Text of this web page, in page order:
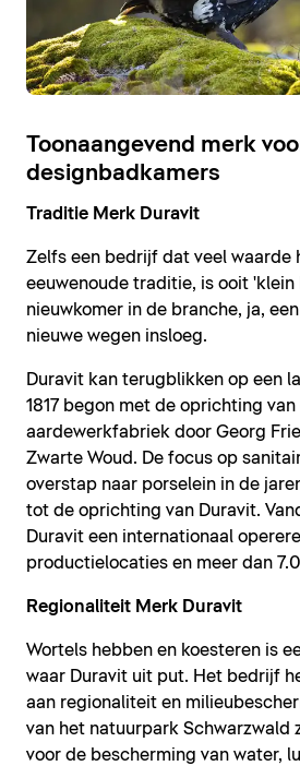
Toonaangevend merk
designbadkamers
Traditie Merk Duravit
Zelfs een bedrijf dat veel waarde
eeuwenoude traditie, is ooit 'klein
nieuwkomer in de branche, ja,
nieuwe wegen insloeg.
Duravit kan terugblikken op een
1817 begon met de oprichting van
aardewerkfabriek door Georg
Zwarte Woud. De focus op
overstap naar porselein in de
tot de oprichting van Duravit.
Duravit een internationaal
productielocaties en meer dan
Regionaliteit Merk Duravit
Wortels hebben en koesteren is
waar Duravit uit put. Het bedrijf
aan regionaliteit en
van het natuurpark Schwarzwald
voor de bescherming van water,